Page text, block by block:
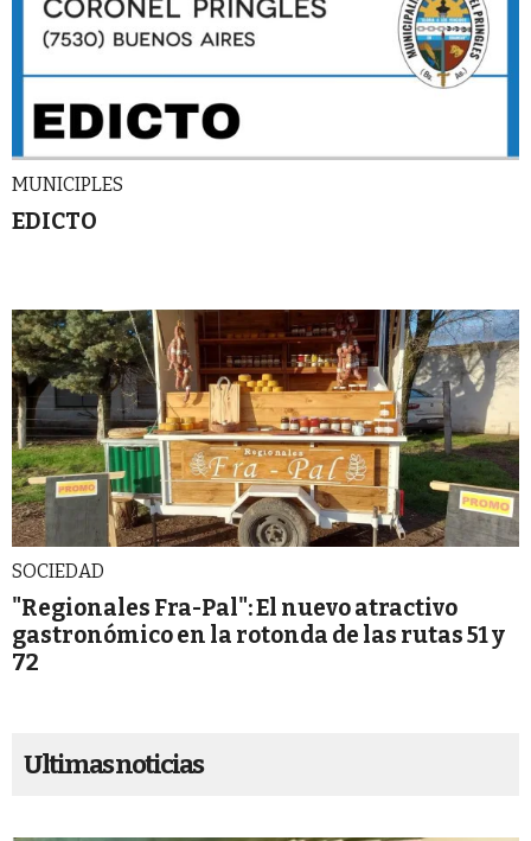
MUNICIPLES
EDICTO
SOCIEDAD
"Regionales Fra-Pal": El nuevo atractivo
gastronómico en la rotonda de las rutas 51 y
72
Ultimas noticias